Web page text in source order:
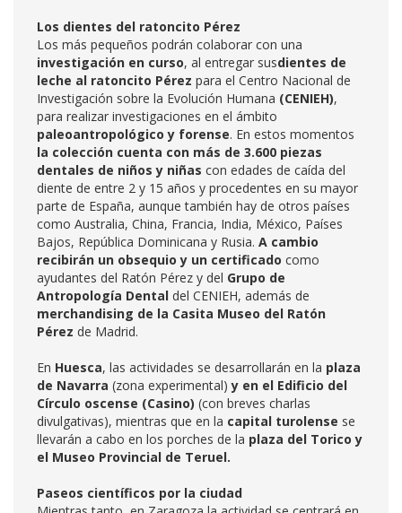
Los dientes del ratoncito Pérez
Los más pequeños podrán colaborar con una
investigación en curso, al entregar susdientes de
leche al ratoncito Pérez para el Centro Nacional de
Investigación sobre la Evolución Humana (CENIEH),
para realizar investigaciones en el ámbito
paleoantropológico y forense. En estos momentos
la colección cuenta con más de 3.600 piezas
dentales de niños y niñas con edades de caída del
diente de entre 2 y 15 años y procedentes en su mayor
parte de España, aunque también hay de otros países
como Australia, China, Francia, India, México, Países
Bajos, República Dominicana y Rusia. A cambio
recibirán un obsequio y un certificado como
ayudantes del Ratón Pérez y del Grupo de
Antropología Dental del CENIEH, además de
merchandising de la Casita Museo del Ratón
Pérez de Madrid.
En Huesca, las actividades se desarrollarán en la plaza
de Navarra (zona experimental) y en el Edificio del
Círculo oscense (Casino) (con breves charlas
divulgativas), mientras que en la capital turolense se
llevarán a cabo en los porches de la plaza del Torico y
el Museo Provincial de Teruel.
Paseos científicos por la ciudad